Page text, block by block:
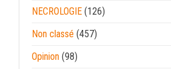
NECROLOGIE (126)
Non classé (457)
Opinion (98)